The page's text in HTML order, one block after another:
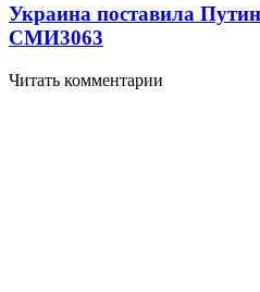
Украина поставила
СМИ3063
Читать комментарии